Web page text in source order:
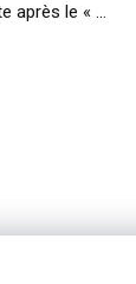
La Chine et l’Égypte après le « Printemps arabe » – Combler le vide ?